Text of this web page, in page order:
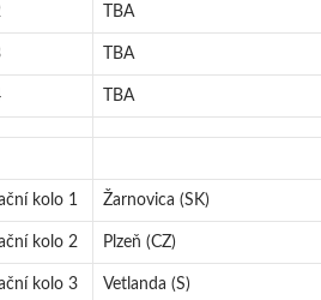
TBA
TBA
TBA
kolo 1 Žarnovica (SK)
kolo 2 Plzeň (CZ)
kolo 3 Vetlanda (S)